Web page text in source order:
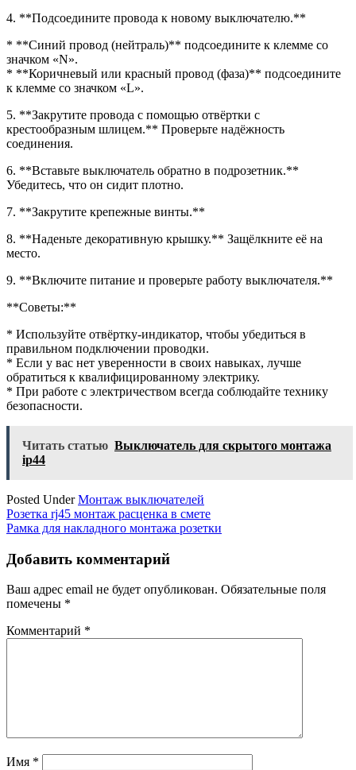
4. **Подсоедините провода к новому выключателю.**
* **Синий провод (нейтраль)** подсоедините к клемме со
значком «N».
* **Коричневый или красный провод (фаза)** подсоедините
к клемме со значком «L».
5. **Закрутите провода с помощью отвёртки с
крестообразным шлицем.** Проверьте надёжность
соединения.
6. **Вставьте выключатель обратно в подрозетник.**
Убедитесь, что он сидит плотно.
7. **Закрутите крепежные винты.**
8. **Наденьте декоративную крышку.** Защёлкните её на
место.
9. **Включите питание и проверьте работу выключателя.**
**Советы:**
* Используйте отвёртку-индикатор, чтобы убедиться в
правильном подключении проводки.
* Если у вас нет уверенности в своих навыках, лучше
обратиться к квалифицированному электрику.
* При работе с электричеством всегда соблюдайте технику
безопасности.
Читать статью Выключатель для скрытого монтажа
ip44
Posted UnderМонтаж выключателей
Навигация
по
записям
Розетка rj45 монтаж расценка в смете
Рамка для накладного монтажа розетки
Добавить комментарий
Ваш адрес email не будет опубликован. Обязательные поля
помечены *
Комментарий *
Имя *